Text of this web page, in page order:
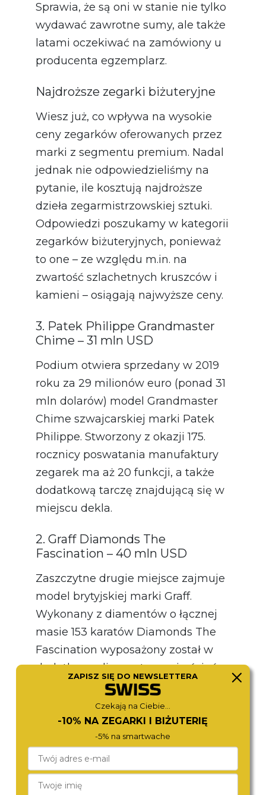
Sprawia, że są oni w stanie nie tylko
wydawać zawrotne sumy, ale także
latami oczekiwać na zamówiony u
producenta egzemplarz.
Najdroższe zegarki biżuteryjne
Wiesz już, co wpływa na wysokie
ceny zegarków oferowanych przez
marki z segmentu premium. Nadal
jednak nie odpowiedzieliśmy na
pytanie, ile kosztują najdroższe
dzieła zegarmistrzowskiej sztuki.
Odpowiedzi poszukamy w kategorii
zegarków biżuteryjnych, ponieważ
to one – ze względu m.in. na
zwartość szlachetnych kruszców i
kamieni – osiągają najwyższe ceny.
3. Patek Philippe Grandmaster
Chime – 31 mln USD
Podium otwiera sprzedany w 2019
roku za 29 milionów euro (ponad 31
mln dolarów) model Grandmaster
Chime szwajcarskiej marki Patek
Philippe. Stworzony z okazji 175.
rocznicy poswatania manufaktury
zegarek ma aż 20 funkcji, a także
dodatkową tarczę znajdującą się w
miejscu dekla.
2. Graff Diamonds The
Fascination – 40 mln USD
Zaszczytne drugie miejsce zajmuje
model brytyjskiej marki Graff.
Wykonany z diamentów o łącznej
masie 153 karatów Diamonds The
Fascination wyposażony został w
dodatkowy diamentowy pierścień,
który zmienia zegarek w
bransoletkę. Model jest wart 40
milionów dolarów i trzeba przyznać,
że prezentuje się zachwycająco.
1. Graff Hallucination Watch – 55
mln USD
ZAPISZ SIĘ DO NEWSLETTERA
Czekają na Ciebie...
-10% NA ZEGARKI I BIŻUTERIĘ
-5% na smartwache